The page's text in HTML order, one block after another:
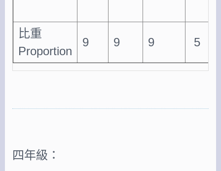
比重
Proportion
9 9 9 5
四年級：